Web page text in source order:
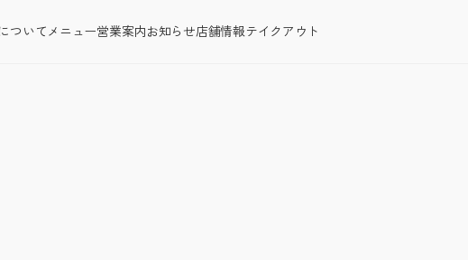
ついてメニュー営業案内お知らせ店舗情報テイクアウト